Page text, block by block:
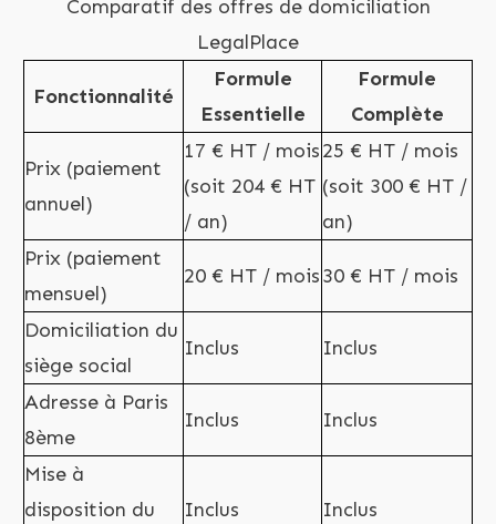
Comparatif des offres de domiciliation
LegalPlace
Fonctionnalité
Formule
Essentielle
Formule
Complète
Prix (paiement
annuel)
17 € HT / mois
(soit 204 € HT
/ an)
25 € HT / mois
(soit 300 € HT /
an)
Prix (paiement
mensuel)
20 € HT / mois30 € HT / mois
Domiciliation du
siège social
Inclus Inclus
Adresse à Paris
8ème
Inclus Inclus
Mise à
disposition du
Inclus Inclus